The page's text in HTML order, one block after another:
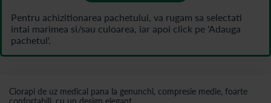
Ciorapi de uz medical pana la genunchi, compresie medie, foarte